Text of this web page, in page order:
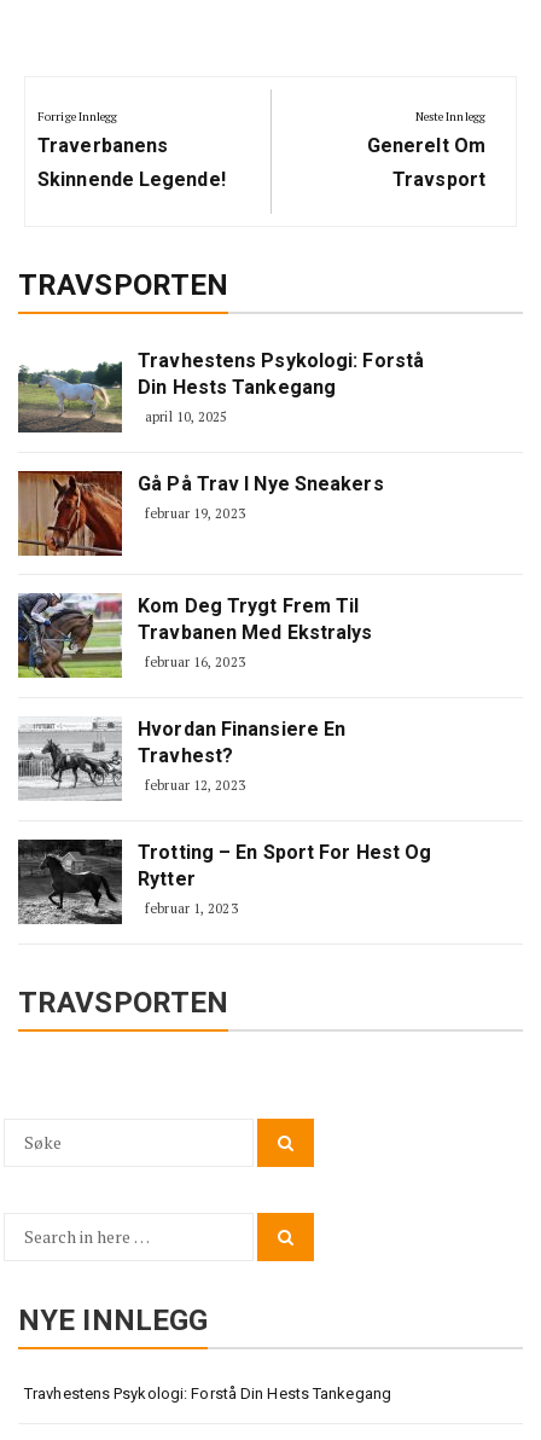
Forrige Innlegg
Previous
Post:
Traverbanens
Skinnende Legende!
Neste Innlegg
Next
Post:
Generelt Om
Travsport
TRAVSPORTEN
Travhestens Psykologi: Forstå
Din Hests Tankegang
april 10, 2025
Gå På Trav I Nye Sneakers
februar 19, 2023
Kom Deg Trygt Frem Til
Travbanen Med Ekstralys
februar 16, 2023
Hvordan Finansiere En
Travhest?
februar 12, 2023
Trotting – En Sport For Hest Og
Rytter
februar 1, 2023
TRAVSPORTEN
Search
Search
NYE INNLEGG
Travhestens Psykologi: Forstå Din Hests Tankegang